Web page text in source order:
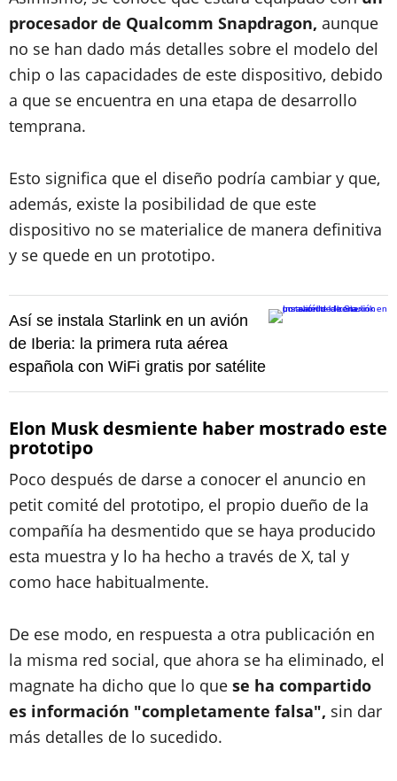
procesador de Qualcomm Snapdragon, aunque
no se han dado más detalles sobre el modelo del
chip o las capacidades de este dispositivo, debido
a que se encuentra en una etapa de desarrollo
temprana.
Esto significa que el diseño podría cambiar y que,
además, existe la posibilidad de que este
dispositivo no se materialice de manera definitiva
y se quede en un prototipo.
Así se instala Starlink en un avión
de Iberia: la primera ruta aérea
española con WiFi gratis por satélite
Elon Musk desmiente haber mostrado este
prototipo
Poco después de darse a conocer el anuncio en
petit comité del prototipo, el propio dueño de la
compañía ha desmentido que se haya producido
esta muestra y lo ha hecho a través de X, tal y
como hace habitualmente.
De ese modo, en respuesta a otra publicación en
la misma red social, que ahora se ha eliminado, el
magnate ha dicho que lo que se ha compartido
es información "completamente falsa", sin dar
más detalles de lo sucedido.